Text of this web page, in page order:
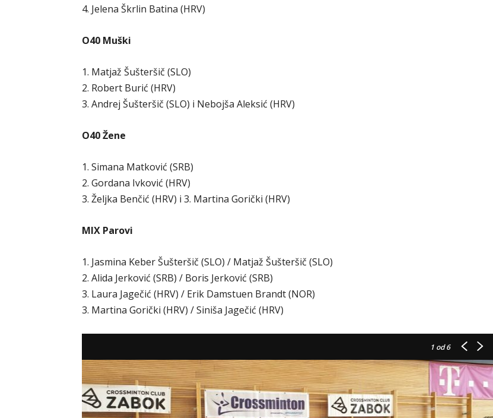
4. Jelena Škrlin Batina (HRV)
O40 Muški
1. Matjaž Šušteršič (SLO)
2. Robert Burić (HRV)
3. Andrej Šušteršič (SLO) i Nebojša Aleksić (HRV)
O40 Žene
1. Simana Matković (SRB)
2. Gordana Ivković (HRV)
3. Željka Benčić (HRV) i 3. Martina Gorički (HRV)
MIX Parovi
1. Jasmina Keber Šušteršič (SLO) / Matjaž Šušteršič (SLO)
2. Alida Jerković (SRB) / Boris Jerković (SRB)
3. Laura Jagečić (HRV) / Erik Damstuen Brandt (NOR)
3. Martina Gorički (HRV) / Siniša Jagečić (HRV)
1 od 6